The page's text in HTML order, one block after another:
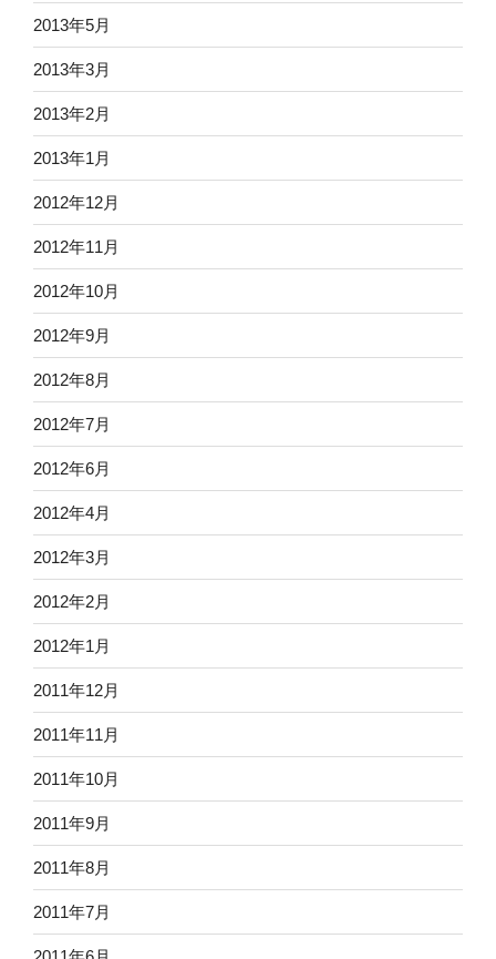
2013年5月
2013年3月
2013年2月
2013年1月
2012年12月
2012年11月
2012年10月
2012年9月
2012年8月
2012年7月
2012年6月
2012年4月
2012年3月
2012年2月
2012年1月
2011年12月
2011年11月
2011年10月
2011年9月
2011年8月
2011年7月